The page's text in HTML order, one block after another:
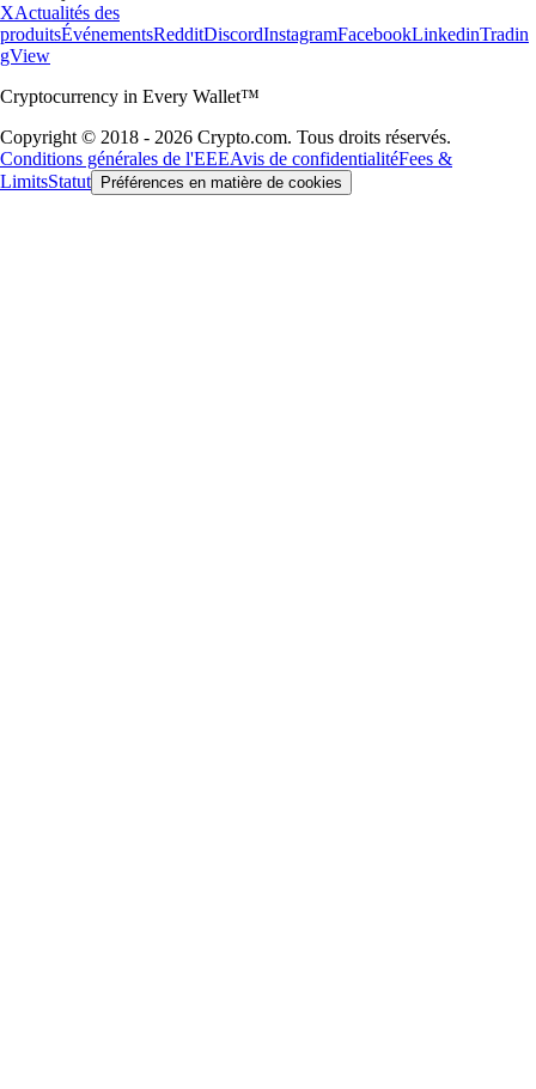
XActualités des
produitsÉvénementsRedditDiscordInstagramFacebookLinkedinTradin
gView
Cryptocurrency in Every Wallet™
Copyright © 2018 - 2026 Crypto.com. Tous droits réservés.
Conditions générales de l'EEEAvis de confidentialitéFees &
LimitsStatut Préférences en matière de cookies